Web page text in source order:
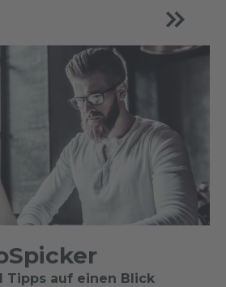
Tipps auf einen Blick